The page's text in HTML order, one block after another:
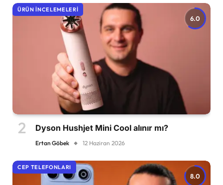
6.0
ÜRÜN İNCELEMELERI
Dyson Hushjet Mini Cool alınır mı?
Ertan Göbek 12 Haziran 2026
8.0
CEP TELEFONLARI